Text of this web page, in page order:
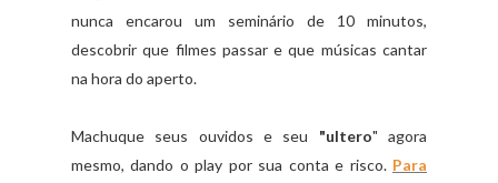
nunca encarou um seminário de 10 minutos,
descobrir que filmes passar e que músicas cantar
na hora do aperto.
Machuque seus ouvidos e seu "ultero" agora
mesmo, dando o play por sua conta e risco. Para